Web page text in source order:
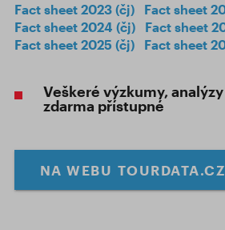
Fact sheet 2023 (čj)
Fact sheet
Fact sheet 2024 (čj)
Fact sheet
Fact sheet 2025 (čj)
Fact sheet
Veškeré výzkumy,
zdarma přístupné
NA WEBU TOURDATA.CZ